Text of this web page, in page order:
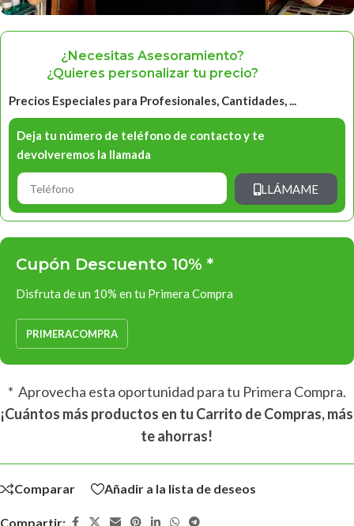
¿Necesitas Asesoramiento?
¿Quieres personalizar tu precio?
Precios Especiales para Profesionales, Cantidades, ...
Deja tu número de teléfono de contacto y te
devolveremos la llamada
LLÁMAME
Cupón Descuento 10% *
Disfruta de un 10% en tu Primera Compra
PRIMERACOMPRA
* Aprovecha esta oportunidad para tu Primera Compra.
¡Cuántos más productos en tu Carrito de Compras, más
te ahorras!
Comparar Añadir a la lista de deseos
Compartir: